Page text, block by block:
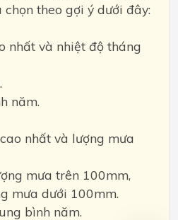
theo gợi ý dưới đây:
nhất và nhiệt độ tháng
năm.
nhất và lượng mưa
mưa trên 100mm,
mưa dưới 100mm.
bình năm.